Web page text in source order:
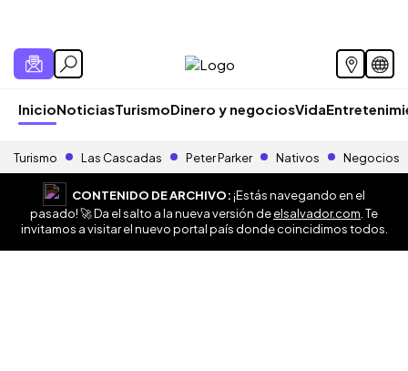
InicioNoticiasTurismoDinero y negociosVida
Turismo Las Cascadas Peter Parker Nativos Negocios
CONTENIDO DE ARCHIVO:¡Estás navegando en el
pasado! 🚀 Da el salto a la nueva versión deelsalvador.com . Te
invitamos a visitar el nuevo portal país donde coincidimos todos.